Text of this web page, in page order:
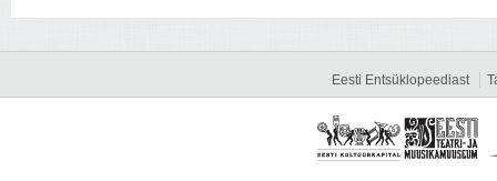
Eesti Entsüklopeediast